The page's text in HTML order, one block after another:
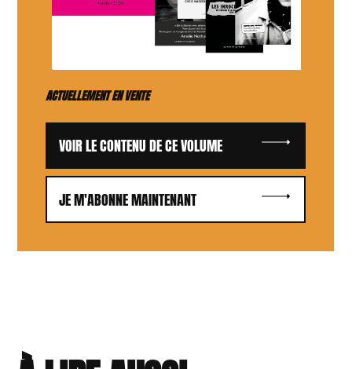
ACTUELLEMENT EN VENTE
VOIR LE CONTENU DE CE VOLUME
JE M'ABONNE MAINTENANT